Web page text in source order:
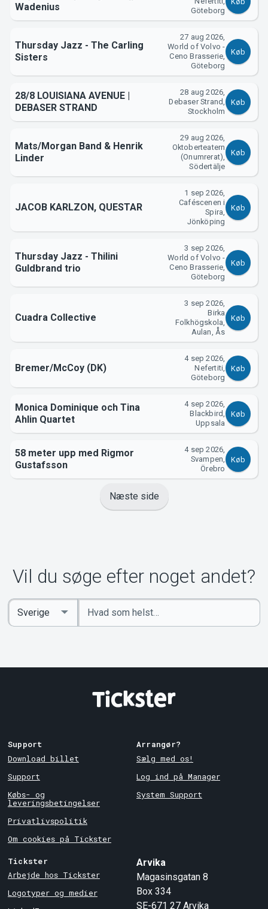
Wadenius
Göteborg
Thursday Jazz - The Carling
Sisters
27 aug 2026,
World of Volvo -
Ceno Brasserie,
Göteborg
Køb
28/8 LOUISIANA AVENUE |
DEBASER STRAND
28 aug 2026,
Debaser Strand,
Stockholm
Køb
Mats/Morgan Band & Henrik
Linder
29 aug 2026,
Oktoberteatern
(Onumrerat),
Södertälje
Køb
JACOB KARLZON, QUESTAR
1 sep 2026,
Caféscenen i
Spira,
Jönköping
Køb
Thursday Jazz - Thilini
Guldbrand trio
3 sep 2026,
World of Volvo -
Ceno Brasserie,
Göteborg
Køb
Cuadra Collective
3 sep 2026,
Birka
Folkhögskola,
Aulan, Ås
Køb
Bremer/McCoy (DK)
4 sep 2026,
Nefertiti,
Göteborg
Køb
Monica Dominique och Tina
Ahlin Quartet
4 sep 2026,
Blackbird,
Uppsala
Køb
58 meter upp med Rigmor
Gustafsson
4 sep 2026,
Svampen,
Örebro
Køb
Næste side
Vil du søge efter noget andet?
Indtast
søgeord
Select
Country
Support
Download billet
Support
Købs- og
leveringsbetingelser
Privatlivspolitik
Om cookies på Tickster
Arrangør?
Sælg med os!
Log ind på Manager
System Support
Tickster
Arbejde hos Tickster
Logotyper og medier
Arvika
Magasinsgatan 8
Box 334
SE-671 27 Arvika